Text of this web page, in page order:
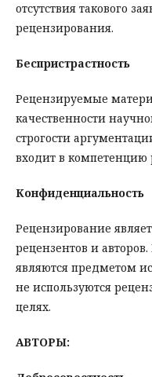
отсутствия такового
рецензирования.
Беспристрастность
Рецензируемые
качественности
строгости
входит в компетенцию
Конфиденциальность
Рецензирование
рецензентов и
являются предметом
не используются
целях.
АВТОРЫ: